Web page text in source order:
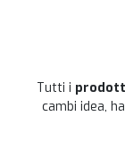
Tutti i
cambi idea,